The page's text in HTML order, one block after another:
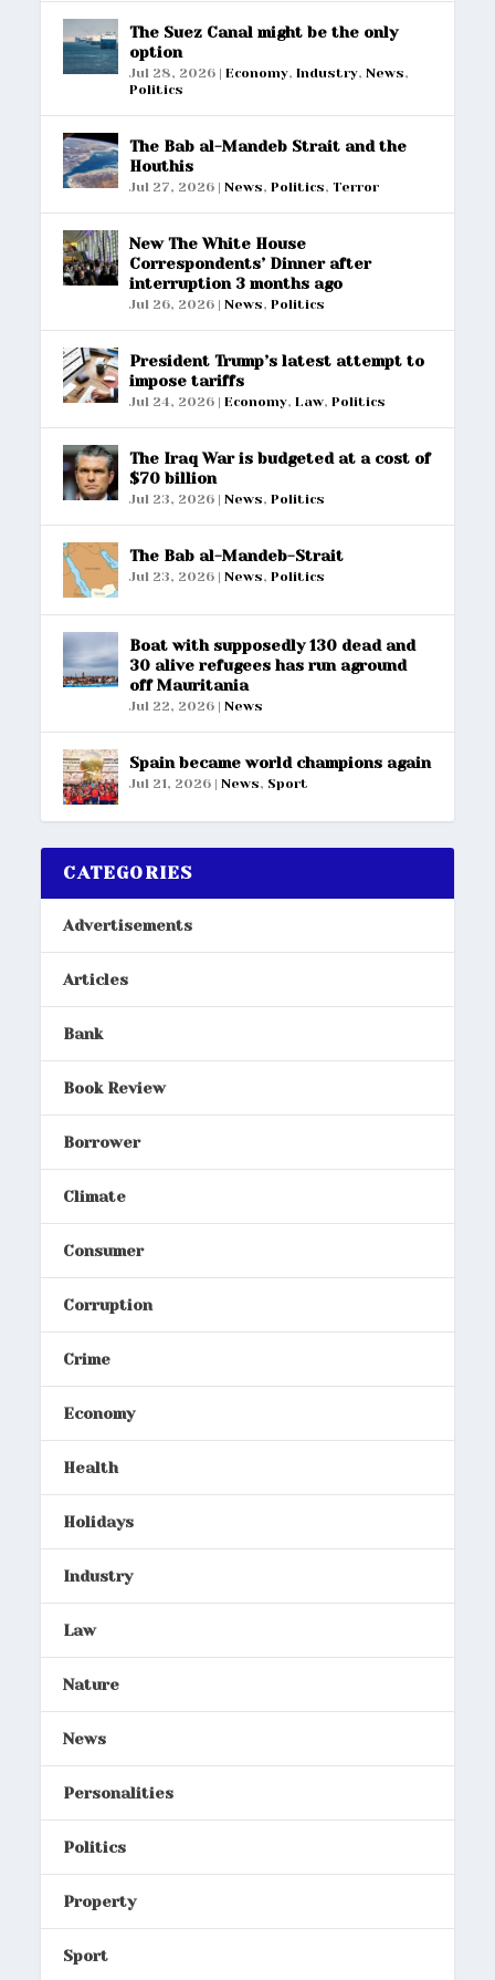
The Suez Canal might be the only
option
Jul 28, 2026 |Economy,Industry,News,
Politics
The Bab al-Mandeb Strait and the
Houthis
Jul 27, 2026 |News,Politics,Terror
New The White House
Correspondents’ Dinner after
interruption 3 months ago
Jul 26, 2026 |News,Politics
President Trump’s latest attempt to
impose tariffs
Jul 24, 2026 |Economy,Law,Politics
The Iraq War is budgeted at a cost of
$70 billion
Jul 23, 2026 |News,Politics
The Bab al-Mandeb-Strait
Jul 23, 2026 |News,Politics
Boat with supposedly 130 dead and
30 alive refugees has run aground
off Mauritania
Jul 22, 2026 |News
Spain became world champions again
Jul 21, 2026 |News, Sport
CATEGORIES
Advertisements
Articles
Bank
Book Review
Borrower
Climate
Consumer
Corruption
Crime
Economy
Health
Holidays
Industry
Law
Nature
News
Personalities
Politics
Property
Sport